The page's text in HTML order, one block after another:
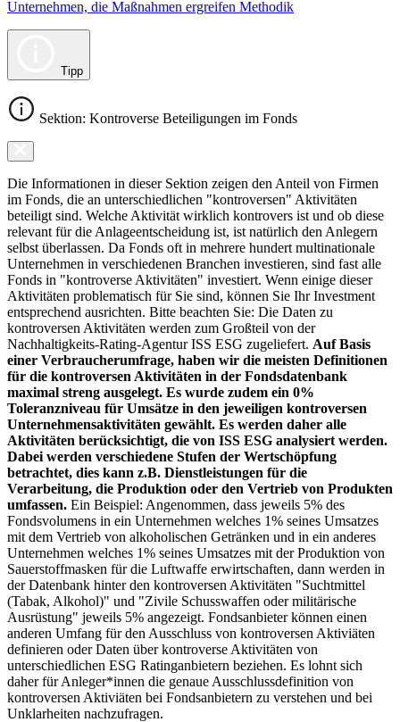
Unternehmen, die Maßnahmen ergreifen Methodik
Tipp
Sektion: Kontroverse Beteiligungen im Fonds
Die Informationen in dieser Sektion zeigen den Anteil von Firmen
im Fonds, die an unterschiedlichen "kontroversen" Aktivitäten
beteiligt sind. Welche Aktivität wirklich kontrovers ist und ob diese
relevant für die Anlageentscheidung ist, ist natürlich den Anlegern
selbst überlassen. Da Fonds oft in mehrere hundert multinationale
Unternehmen in verschiedenen Branchen investieren, sind fast alle
Fonds in "kontroverse Aktivitäten" investiert. Wenn einige dieser
Aktivitäten problematisch für Sie sind, können Sie Ihr Investment
entsprechend ausrichten. Bitte beachten Sie: Die Daten zu
kontroversen Aktivitäten werden zum Großteil von der
Nachhaltigkeits-Rating-Agentur ISS ESG zugeliefert. Auf Basis
einer Verbraucherumfrage, haben wir die meisten Definitionen
für die kontroversen Aktivitäten in der Fondsdatenbank
maximal streng ausgelegt. Es wurde zudem ein 0%
Toleranzniveau für Umsätze in den jeweiligen kontroversen
Unternehmensaktivitäten gewählt. Es werden daher alle
Aktivitäten berücksichtigt, die von ISS ESG analysiert werden.
Dabei werden verschiedene Stufen der Wertschöpfung
betrachtet, dies kann z.B. Dienstleistungen für die
Verarbeitung, die Produktion oder den Vertrieb von Produkten
umfassen. Ein Beispiel: Angenommen, dass jeweils 5% des
Fondsvolumens in ein Unternehmen welches 1% seines Umsatzes
mit dem Vertrieb von alkoholischen Getränken und in ein anderes
Unternehmen welches 1% seines Umsatzes mit der Produktion von
Sauerstoffmasken für die Luftwaffe erwirtschaften, dann werden in
der Datenbank hinter den kontroversen Aktivitäten "Suchtmittel
(Tabak, Alkohol)" und "Zivile Schusswaffen oder militärische
Ausrüstung" jeweils 5% angezeigt. Fondsanbieter können einen
anderen Umfang für den Ausschluss von kontroversen Aktiviäten
definieren oder Daten über kontroverse Aktivitäten von
unterschiedlichen ESG Ratinganbietern beziehen. Es lohnt sich
daher für Anleger*innen die genaue Ausschlussdefinition von
kontroversen Aktiviäten bei Fondsanbietern zu verstehen und bei
Unklarheiten nachzufragen.